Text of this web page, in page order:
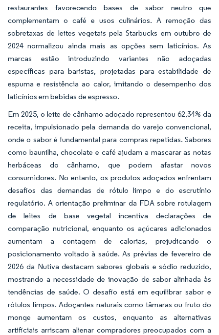
restaurantes favorecendo bases de sabor neutro que
complementam o café e usos culinários. A remoção das
sobretaxas de leites vegetais pela Starbucks em outubro de
2024 normalizou ainda mais as opções sem laticínios. As
marcas estão introduzindo variantes não adoçadas
específicas para baristas, projetadas para estabilidade de
espuma e resistência ao calor, imitando o desempenho dos
laticínios em bebidas de espresso.
Em 2025, o leite de cânhamo adoçado representou 62,34% da
receita, impulsionado pela demanda do varejo convencional,
onde o sabor é fundamental para compras repetidas. Sabores
como baunilha, chocolate e café ajudam a mascarar as notas
herbáceas do cânhamo, que podem afastar novos
consumidores. No entanto, os produtos adoçados enfrentam
desafios das demandas de rótulo limpo e do escrutínio
regulatório. A orientação preliminar da FDA sobre rotulagem
de leites de base vegetal incentiva declarações de
comparação nutricional, enquanto os açúcares adicionados
aumentam a contagem de calorias, prejudicando o
posicionamento voltado à saúde. As prévias de fevereiro de
2026 da Nutiva destacam sabores globais e sódio reduzido,
mostrando a necessidade de inovação de sabor alinhada às
tendências de saúde. O desafio está em equilibrar sabor e
rótulos limpos. Adoçantes naturais como tâmaras ou fruto do
monge aumentam os custos, enquanto as alternativas
artificiais arriscam alienar compradores preocupados com a